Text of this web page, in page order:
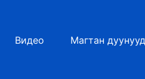
Видео Магтан дуунууд